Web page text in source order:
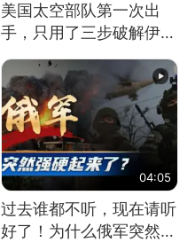
美国太空部队第一次出
手，只用了三步破解伊朗
防空
04:05
过去谁都不听，现在请听
好了！为什么俄军突然强